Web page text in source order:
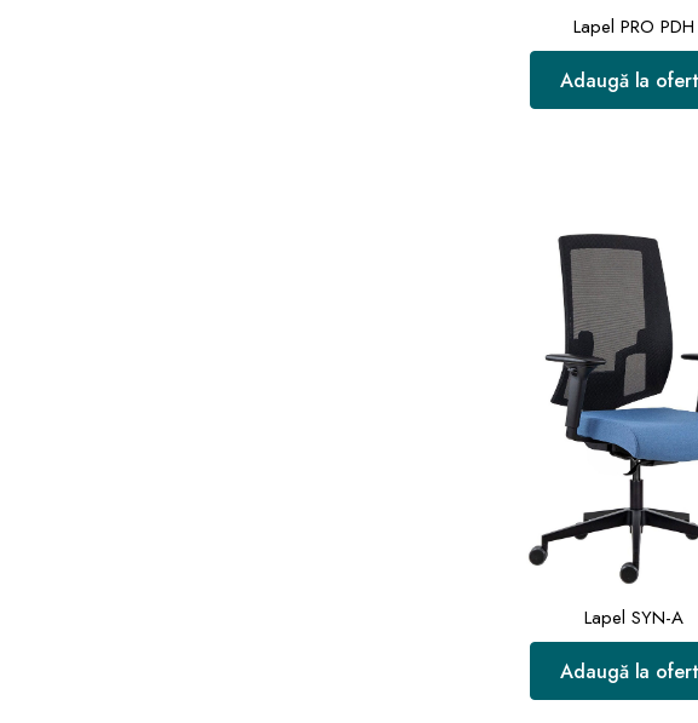
Lapel PRO PDH
Adaugă la
Lapel SYN-A
Adaugă la